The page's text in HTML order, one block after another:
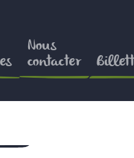
Nous
contacter